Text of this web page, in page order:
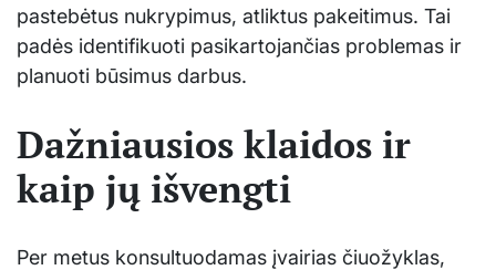
pastebėtus nukrypimus, atliktus pakeitimus. Tai
padės identifikuoti pasikartojančias problemas ir
planuoti būsimus darbus.
Dažniausios klaidos ir
kaip jų išvengti
Per metus konsultuodamas įvairias čiuožyklas,